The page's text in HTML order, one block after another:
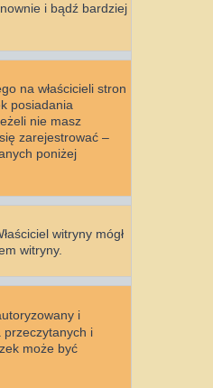
i bądź bardziej
na właścicieli stron
posiadania
nie masz
zarejestrować –
poniżej
witryny mógł
witryny.
i
przeczytanych i
może być